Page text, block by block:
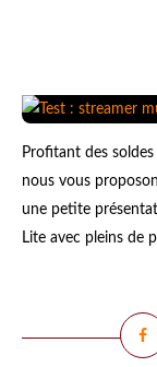
Profitant des
nous vous
une petite
Lite avec pleins de